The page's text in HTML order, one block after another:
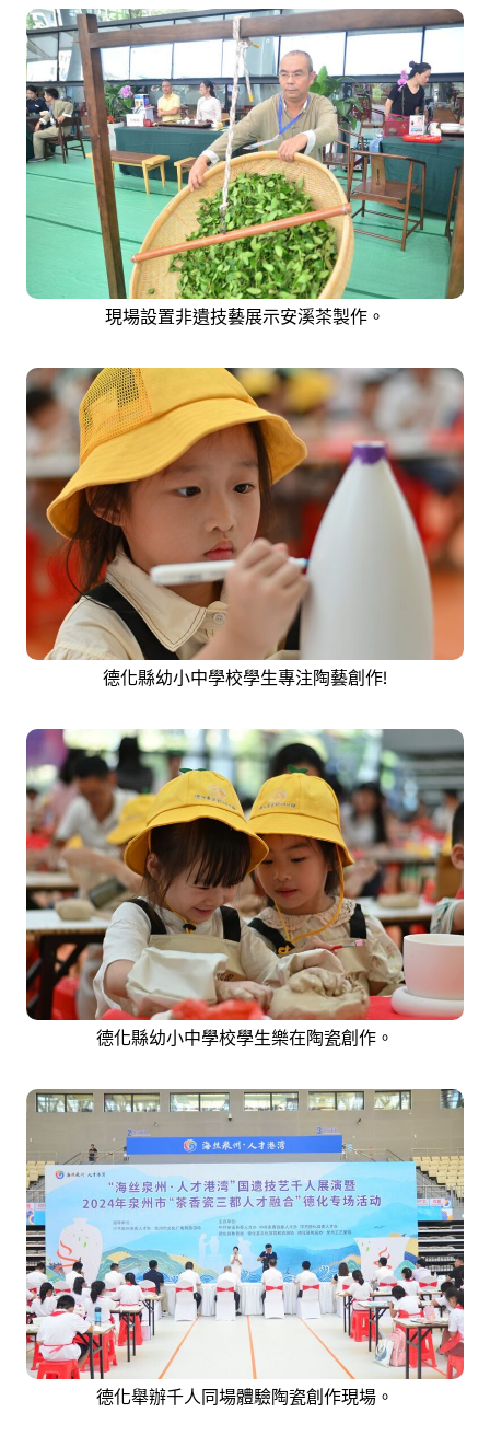
現場設置非遺技藝展示安溪茶製作。
德化縣幼小中學校學生專注陶藝創作!
德化縣幼小中學校學生樂在陶瓷創作。
德化舉辦千人同場體驗陶瓷創作現場。